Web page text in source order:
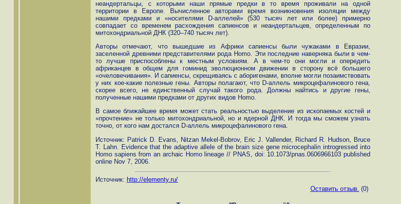
неандертальцы, с которыми наши прямые предки в то время проживали на одной
территории в Европе. Вычисленное авторами время возникновения изоляции между
нашими предками и «носителями D-аллелей» (530 тысяч лет или более) примерно
совпадает со временем расхождения сапиенсов и неандертальцев, определенным по
митохондриальной ДНК (320–740 тысяч лет).
Авторы отмечают, что вышедшие из Африки сапиенсы были чужаками в Евразии,
заселенной древними представителями рода Homo. Эти последние наверняка были в чем-
то лучше приспособлены к местным условиям. А в чем-то они могли и опередить
африканцев в общем для гоминид эволюционном движении в сторону всё большего
«очеловечивания». И сапиенсы, скрещиваясь с аборигенами, вполне могли позаимствовать
у них кое-какие полезные гены. Авторы полагают, что D-аллель микроцефалинового гена,
скорее всего, не единственный случай такого рода. Должны найтись и другие гены,
полученные нашими предками от других видов Homo.
В самое ближайшее время может стать реальностью выделение из ископаемых костей и
«прочтение» не только митохондриальной, но и ядерной ДНК. И тогда мы сможем узнать
точно, от кого нам достался D-аллель микроцефалинового гена.
Источник: Patrick D. Evans, Nitzan Mekel-Bobrov, Eric J. Vallender, Richard R. Hudson, Bruce
T. Lahn. Evidence that the adaptive allele of the brain size gene microcephalin introgressed into
Homo sapiens from an archaic Homo lineage // PNAS, doi: 10.1073/pnas.0606966103 published
online Nov 7, 2006.
Источник: http://elementy.ru/
Оставить отзыв. (0)